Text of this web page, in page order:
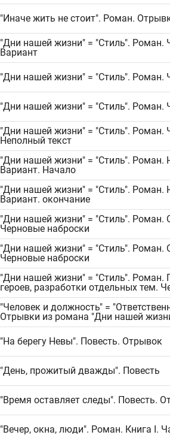
"Иначе жить не стоит". Роман.
"Дни нашей жизни" = "Стиль". Роман.
Вариант
"Дни нашей жизни" = "Стиль". Роман.
"Дни нашей жизни" = "Стиль". Роман.
"Дни нашей жизни" = "Стиль". Роман.
Неполный текст
"Дни нашей жизни" = "Стиль". Роман.
Вариант. Начало
"Дни нашей жизни" = "Стиль". Роман.
Вариант. окончание
"Дни нашей жизни" = "Стиль". Роман.
Черновые наброски
"Дни нашей жизни" = "Стиль". Роман.
Черновые наброски
"Дни нашей жизни" = "Стиль". Роман.
героев, разработки отдельных тем.
"Человек и должность" =
Отрывки из романа "Дни нашей
"На берегу Невы". Повесть. Отрывок
"День, прожитый дважды". Повесть
"Время оставляет следы". Повесть.
"Вечер, окна, люди". Роман. Книга I.